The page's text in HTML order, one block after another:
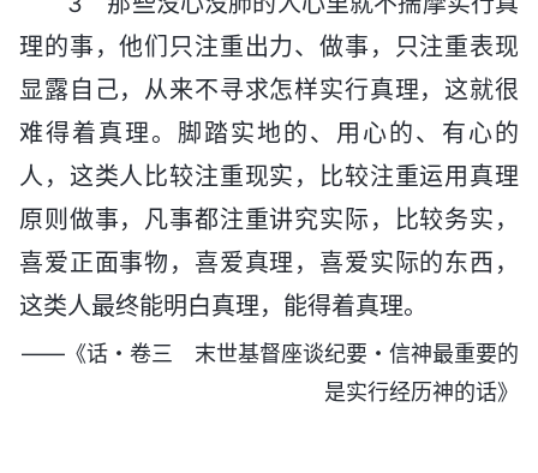
理的事，他们只注重出力、做事，只注重表现
显露自己，从来不寻求怎样实行真理，这就很
难得着真理。脚踏实地的、用心的、有心的
人，这类人比较注重现实，比较注重运用真理
原则做事，凡事都注重讲究实际，比较务实，
喜爱正面事物，喜爱真理，喜爱实际的东西，
这类人最终能明白真理，能得着真理。
——《话・卷三 末世基督座谈纪要・信神最重要的
是实行经历神的话》